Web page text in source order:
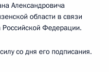
Александровича
области в связи
Российской Федерации.
со дня его подписания.